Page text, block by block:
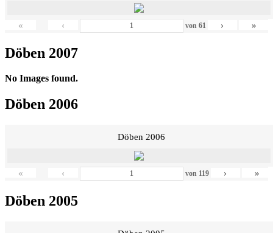
« ‹ von 61 › »
Döben 2007
No Images found.
Döben 2006
Döben 2006
« ‹ von 119 › »
Döben 2005